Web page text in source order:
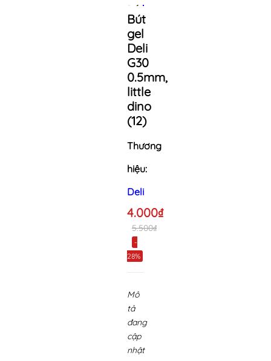
Bút
gel
Deli
G30
0.5mm,
little
dino
(12)
Thương
hiệu:
Deli
4.000₫
5.500₫
-
28%
Mô
tả
đang
cập
nhật